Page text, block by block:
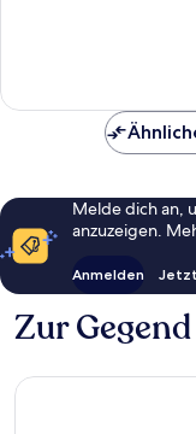
Melde dich an,
anzuzeigen.
Anmelden
Zur Gegend